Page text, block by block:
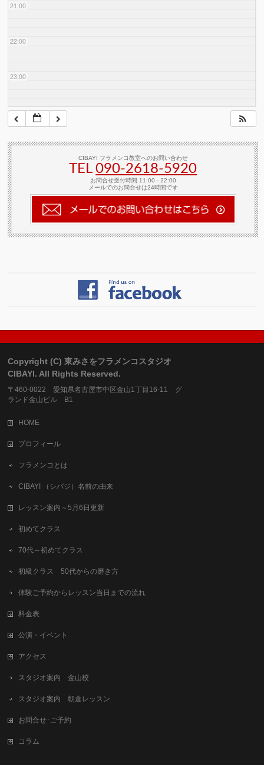
21:00
22:00
23:00
CIBAYI フラメンコ教室へのお問い合わせ
TEL090-2618‐5920
お問合せ受付時間 11:00 - 22:00
メールでのお問合せは24時間です
Copyright (C) 東みさをフラメンコスタジオ
CIBAYI. All Rights Reserved.
〒460-0022 愛知県名古屋市中区金山1丁目16-11 グ
ランド金山ビル B1
HOME
プロフィール
フラメンコとは
CIBAYI （シバジ）名前の由来
レッスン案内～5月6日更新
初めてクラス
70代～初めてクラス
初級クラス 50代からの磨き方
体験ご予約からレッスン当日までの流れ
料金表
公演・イベント
アクセス
スタジオ案内 金山校
スタジオ案内 朝倉レッスン
お問合せ･ご予約
コラム